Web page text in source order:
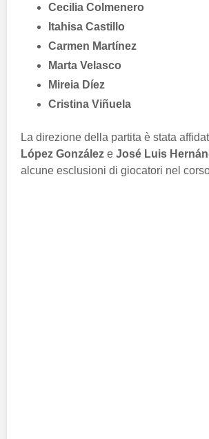
Cecilia Colmenero
Itahisa Castillo
Carmen Martínez
Marta Velasco
Mireia Díez
Cristina Viñuela
La direzione della partita è stata
López González e José Luis
alcune esclusioni di giocatori nel